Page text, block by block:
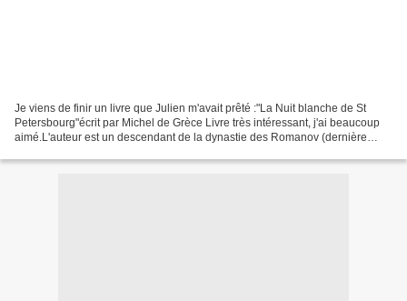
Je viens de finir un livre que Julien m'avait prêté :"La Nuit blanche de St
Petersbourg"écrit par Michel de Grèce Livre très intéressant, j'ai beaucoup
aimé.L'auteur est un descendant de la dynastie des Romanov (dernière